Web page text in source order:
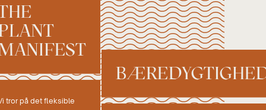
tror på det fleksible